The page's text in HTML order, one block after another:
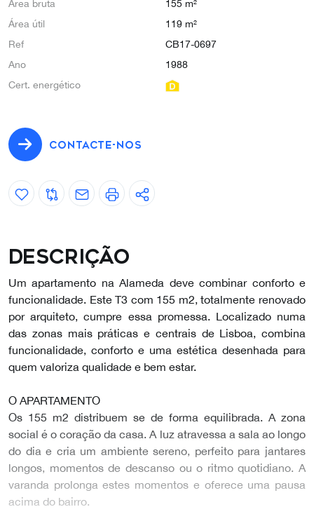
Área bruta
155 m²
Área útil
119 m²
Ref
CB17-0697
Ano
1988
Cert. energético
CONTACTE-NOS
Descrição
Um apartamento na Alameda deve combinar conforto e
funcionalidade. Este T3 com 155 m2, totalmente renovado
por arquiteto, cumpre essa promessa. Localizado numa
das zonas mais práticas e centrais de Lisboa, combina
funcionalidade, conforto e uma estética desenhada para
quem valoriza qualidade e bem estar.
O APARTAMENTO
Os 155 m2 distribuem se de forma equilibrada. A zona
social é o coração da casa. A luz atravessa a sala ao longo
do dia e cria um ambiente sereno, perfeito para jantares
longos, momentos de descanso ou o ritmo quotidiano. A
varanda prolonga estes momentos e oferece uma pausa
acima do bairro.